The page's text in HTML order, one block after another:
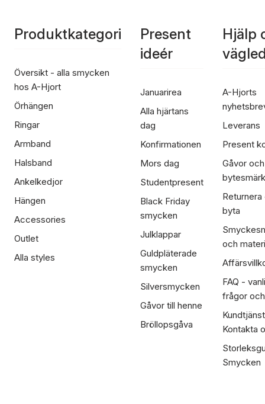
Produktkategori
Översikt - alla smycken
hos A-Hjort
Örhängen
Ringar
Armband
Halsband
Ankelkedjor
Hängen
Accessories
Outlet
Alla styles
Present
ideér
Januarirea
Alla hjärtans
dag
Konfirmationen
Mors dag
Studentpresent
Black Friday
smycken
Julklappar
Guldpläterade
smycken
Silversmycken
Gåvor till henne
Bröllopsgåva
Hjälp
A-Hjorts
Leverans
Present
Gåvor och
Returnera
byta
och
FAQ -
frågor
Kontakta
Smycken